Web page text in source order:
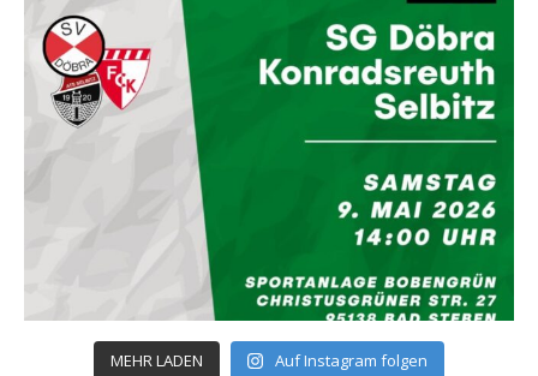
MEHR LADEN Auf Instagram folgen